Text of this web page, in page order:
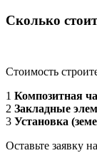
Сколько
Стоимость
1 Композитная
2 Закладные
3 Установка
Оставьте заявку